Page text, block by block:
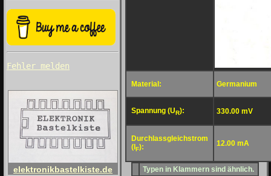
Fehler melden
elektronikbastelkiste.de
Material: Germanium
Spannung (U R): 330.00 mV
Durchlassgleichstrom
(I F): 12.00 mA
Typen in Klammern sind ähnlich.